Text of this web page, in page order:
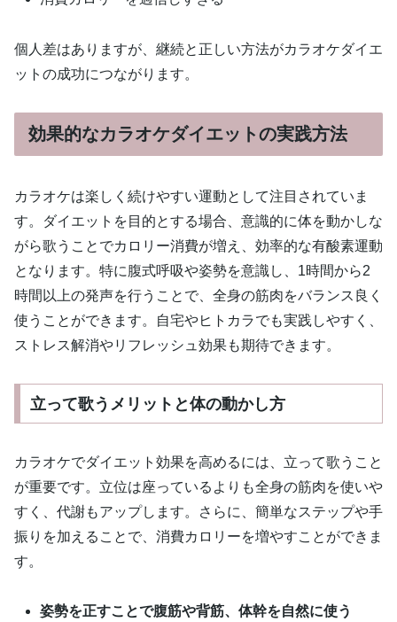
個人差はありますが、継続と正しい方法がカラオケダイエ
ットの成功につながります。
効果的なカラオケダイエットの実践方法
カラオケは楽しく続けやすい運動として注目されていま
す。ダイエットを目的とする場合、意識的に体を動かしな
がら歌うことでカロリー消費が増え、効率的な有酸素運動
となります。特に腹式呼吸や姿勢を意識し、1時間から2
時間以上の発声を行うことで、全身の筋肉をバランス良く
使うことができます。自宅やヒトカラでも実践しやすく、
ストレス解消やリフレッシュ効果も期待できます。
立って歌うメリットと体の動かし方
カラオケでダイエット効果を高めるには、立って歌うこと
が重要です。立位は座っているよりも全身の筋肉を使いや
すく、代謝もアップします。さらに、簡単なステップや手
振りを加えることで、消費カロリーを増やすことができま
す。
姿勢を正すことで腹筋や背筋、体幹を自然に使う